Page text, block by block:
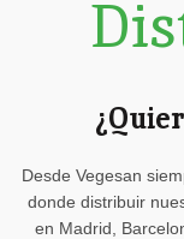
Desde Vegesan
donde distribuir
en Madrid,